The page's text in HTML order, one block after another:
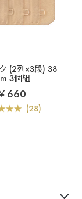
(2列×3段) 38
3個組
660
(28)